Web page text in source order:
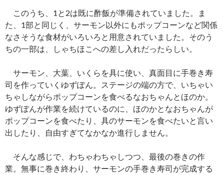
このうち、1と2は既に酢飯が準備されていました。ま
た、1部と同じく、サーモン以外にもポップコーンなど関係
なさそうな食材がいろいろと用意されていました。そのう
ちの一部は、しゃちほこへの差し入れだったらしい。
サーモン、大葉、いくらを具に使い、真面目に手巻き寿
司を作っていくゆずぽん。ステージの端の方で、いちゃい
ちゃしながらポップコーンを食べるなおちゃんとほのか。
ゆずぽんが作業を続けているのに、ほのかとなおちゃんが
ポップコーンを食べたり、具のサーモンを食べたいと言い
出したり、自由すぎてなかなか進行しません。
そんな感じで、わちゃわちゃしつつ、最後の巻きの作
業。無事に巻き終わり、サーモンの手巻き寿司が完成する